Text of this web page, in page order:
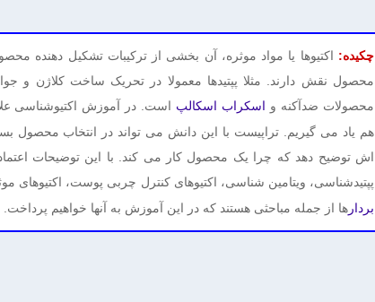
چکیده: اکتیوها یا مواد موثره، آن بخشی از ترکیبات تشکیل دهنده
محصول نقش دارند. مثلا پپتیدها معمولا در تحریک ساخت کلاژن و
محصولات ضدآکنه و اسکراب اسکالپ است. در آموزش اکتیوشناسی
هم یاد می گیریم. تراپیست با این دانش می تواند در انتخاب محصول
اش توضیح دهد که چرا یک محصول کار می کند. با این توضیحات
پپتیدشناسی، ویتامین شناسی، اکتیوهای کنترل چربی پوست، اکتیوهای
بردار ها از جمله مباحثی هستند که در این آموزش به آنها خواهیم پرداخت.